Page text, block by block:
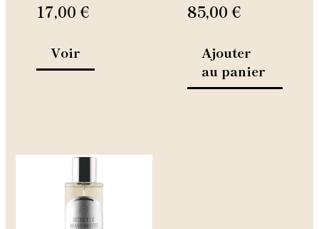
17,00€
Voir
85,00 €
Ajouter
au panier